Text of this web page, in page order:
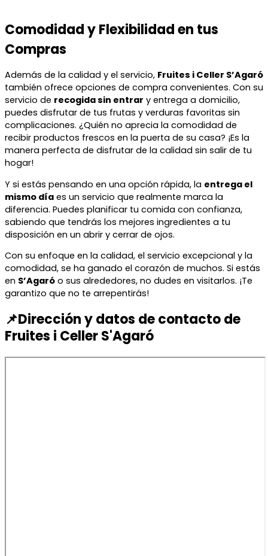
Comodidad y Flexibilidad en tus
Compras
Además de la calidad y el servicio, Fruites i Celler S’Agaró
también ofrece opciones de compra convenientes. Con su
servicio de recogida sin entrar y entrega a domicilio,
puedes disfrutar de tus frutas y verduras favoritas sin
complicaciones. ¿Quién no aprecia la comodidad de
recibir productos frescos en la puerta de su casa? ¡Es la
manera perfecta de disfrutar de la calidad sin salir de tu
hogar!
Y si estás pensando en una opción rápida, la entrega el
mismo día es un servicio que realmente marca la
diferencia. Puedes planificar tu comida con confianza,
sabiendo que tendrás los mejores ingredientes a tu
disposición en un abrir y cerrar de ojos.
Con su enfoque en la calidad, el servicio excepcional y la
comodidad, se ha ganado el corazón de muchos. Si estás
en S’Agaró o sus alrededores, no dudes en visitarlos. ¡Te
garantizo que no te arrepentirás!
📌Dirección y datos de contacto de
Fruites i Celler S'Agaró